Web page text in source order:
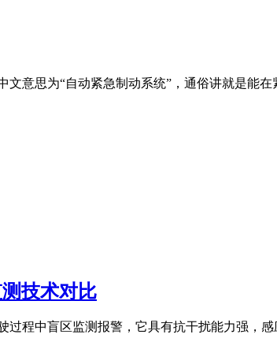
文意思为“自动紧急制动系统”，通俗讲就是能
技术对比
程中盲区监测报警，它具有抗干扰能力强，